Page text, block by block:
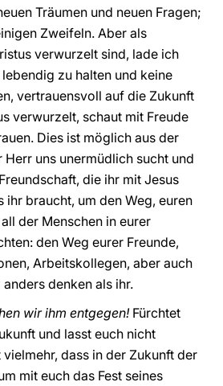
Träumen und neuen Fragen;
Zweifeln. Aber als
verwurzelt sind, lade ich
zu halten und keine
vertrauensvoll auf die Zukunft
verwurzelt, schaut mit Freude
Dies ist möglich aus der
Herr uns unermüdlich sucht und
die ihr mit Jesus
ihr braucht, um den Weg, euren
der Menschen in eurer
den Weg eurer Freunde,
Arbeitskollegen, aber auch
denken als ihr.
wir ihm entgegen!Fürchtet
und lasst euch nicht
dass in der Zukunft der
mit euch das Fest seines